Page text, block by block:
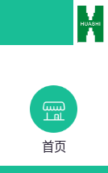
首页